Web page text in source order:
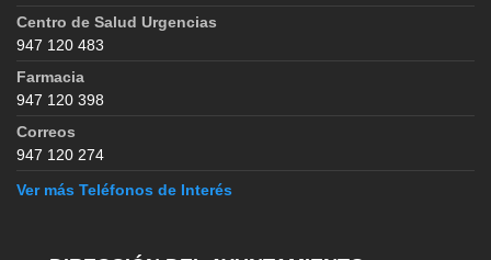
Centro de Salud Urgencias
947 120 483
Farmacia
947 120 398
Correos
947 120 274
Ver más Teléfonos de Interés